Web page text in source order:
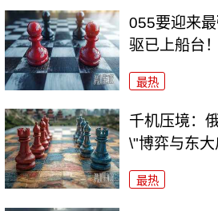
055要迎来
驱已上船台！
最热
千机压境：
\"博弈与东大
最热